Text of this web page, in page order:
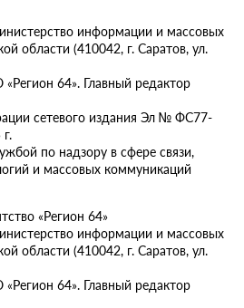
информации и массовых
области (410042, г. Саратов, ул.
64». Главный редактор
сетевого издания Эл № ФС77-
по надзору в сфере связи,
и массовых коммуникаций
«Регион 64»
информации и массовых
области (410042, г. Саратов, ул.
64». Главный редактор